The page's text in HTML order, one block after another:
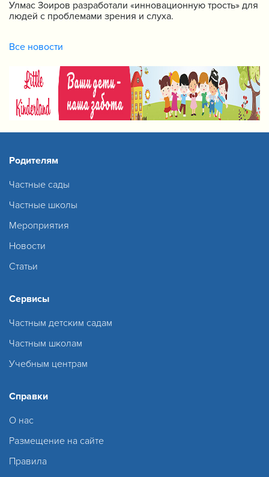
Улмас Зоиров разработали «инновационную трость» для
людей с проблемами зрения и слуха.
Все новости
Родителям
Частные сады
Частные школы
Мероприятия
Новости
Статьи
Сервисы
Частным детским садам
Частным школам
Учебным центрам
Справки
О нас
Размещение на сайте
Правила